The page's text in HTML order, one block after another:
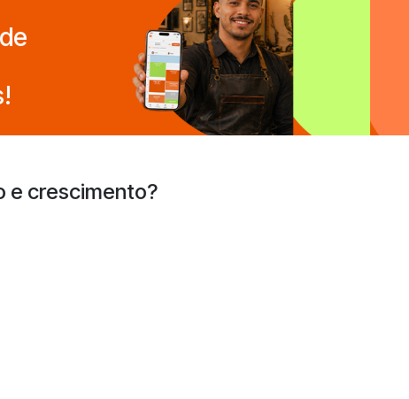
e crescimento?